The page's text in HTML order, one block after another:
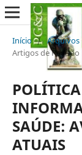
Início / Arquivos
Artigos de
SAÚDE:
ATUAIS